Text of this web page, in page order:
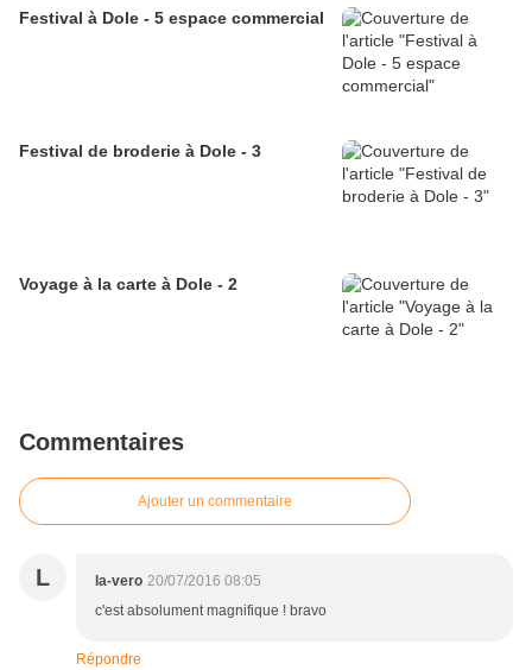
Festival à Dole - 5 espace commercial
Festival de broderie à Dole - 3
Voyage à la carte à Dole - 2
Commentaires
Ajouter un commentaire
L la-vero 20/07/2016 08:05
c'est absolument magnifique ! bravo
Répondre